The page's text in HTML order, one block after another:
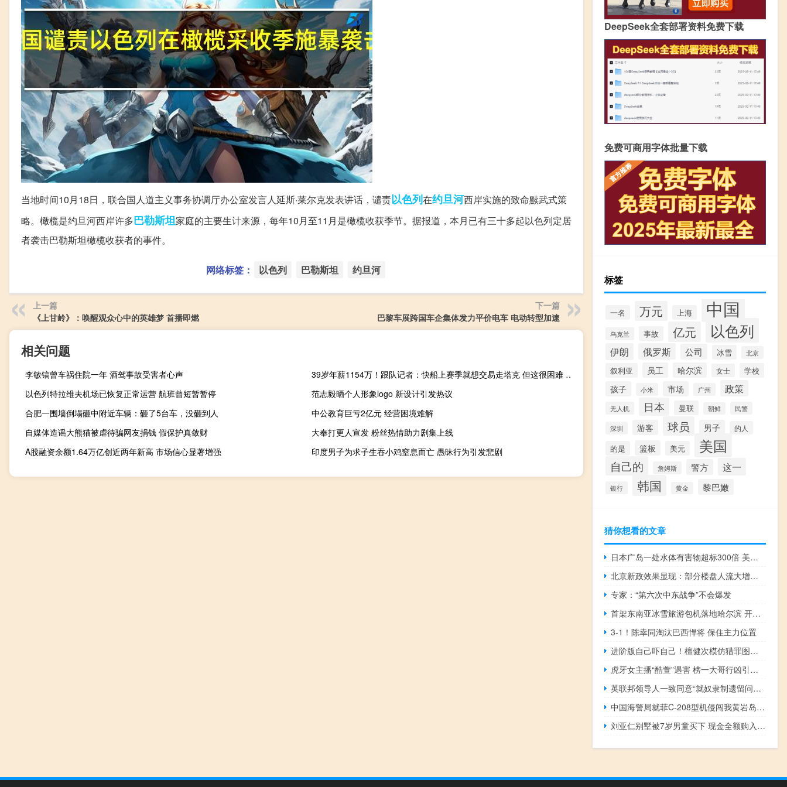
当地时间10月18日，联合国人道主义事务协调厅办公室发言人延斯·莱尔克发表讲话，谴责以色列在约旦河西岸实施的致命黩武式策
略。橄榄是约旦河西岸许多巴勒斯坦家庭的主要生计来源，每年10月至11月是橄榄收获季节。据报道，本月已有三十多起以色列定居
者袭击巴勒斯坦橄榄收获者的事件。
网络标签： 以色列 巴勒斯坦 约旦河
上一篇
《上甘岭》：唤醒观众心中的英雄梦 首播即燃
下一篇
巴黎车展跨国车企集体发力平价电车 电动转型加速
相关问题
李敏镐曾车祸住院一年 酒驾事故受害者心声
39岁年薪1154万！跟队记者：快船上赛季就想交易走塔克 但这很困难 寻求交易无果
以色列特拉维夫机场已恢复正常运营 航班曾短暂暂停
范志毅晒个人形象logo 新设计引发热议
合肥一围墙倒塌砸中附近车辆：砸了5台车，没砸到人
中公教育巨亏2亿元 经营困境难解
自媒体造谣大熊猫被虐待骗网友捐钱 假保护真敛财
大奉打更人宣发 粉丝热情助力剧集上线
A股融资余额1.64万亿创近两年新高 市场信心显著增强
印度男子为求子生吞小鸡窒息而亡 愚昧行为引发悲剧
DeepSeek全套部署资料免费下载
免费可商用字体批量下载
标签
一名 万元 上海 中国
乌克兰 事故 亿元 以色列
伊朗 俄罗斯 公司 冰雪 北京
叙利亚 员工 哈尔滨 女士 学校
孩子 小米 市场 广州 政策
无人机 日本 曼联 朝鲜 民警
深圳 游客 球员 男子 的人
的是 篮板 美元 美国
自己的 詹姆斯 警方 这一
银行 韩国 黄金 黎巴嫩
猜你想看的文章
日本广岛一处水体有害物超标300倍 美军承认长期使用有毒灭火剂
北京新政效果显现：部分楼盘人流大增，有项目单日来访超200组 ——楼市回暖信号初现
专家：“第六次中东战争”不会爆发
首架东南亚冰雪旅游包机落地哈尔滨 开启冬季旅游新篇章
3-1！陈幸同淘汰巴西悍将 保住主力位置
进阶版自己吓自己！檀健次模仿猎罪图鉴2名场面
虎牙女主播“酷萱”遇害 榜一大哥行凶引发关注
英联邦领导人一致同意“就奴隶制遗留问题开启对话的时机已经到来”，英国：不赔钱；英王未道歉
中国海警局就菲C-208型机侵闯我黄岩岛领空发表谈话 坚决维护领土主权
刘亚仁别墅被7岁男童买下 现金全额购入引发热议